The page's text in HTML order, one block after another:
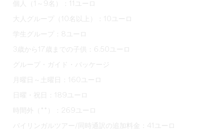
個人（1～9名）：11ユーロ
大人グループ（10名以上）：10ユーロ
学生グループ：8ユーロ
3歳から17歳までの子供：6.50ユーロ
グループ・ガイド・パッケージ
月曜日～土曜日：160ユーロ
日曜・祝日：189ユーロ
時間外（**）：269ユーロ
バイリンガルツアー/同時通訳の追加料金：41ユーロ